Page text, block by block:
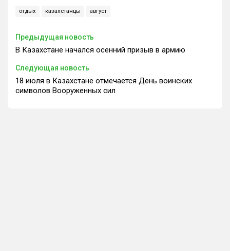
отдых казахстанцы август
Предыдущая новость
В Казахстане начался осенний призыв в армию
Следующая новость
18 июля в Казахстане отмечается День воинских
символов Вооруженных сил